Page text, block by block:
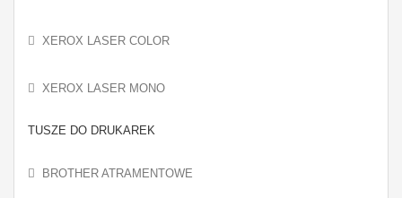
XEROX LASER COLOR
XEROX LASER MONO
TUSZE DO DRUKAREK
BROTHER ATRAMENTOWE